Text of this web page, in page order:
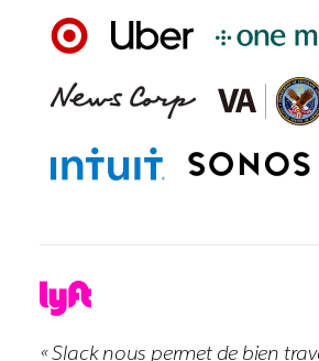
« Slack nous permet de bien